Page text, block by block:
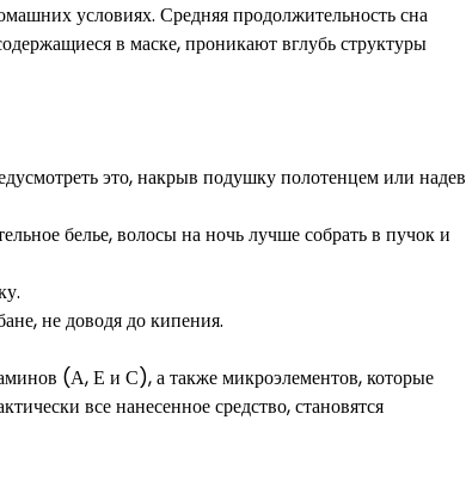
условиях. Средняя продолжительность сна
в маске, проникают вглубь структуры
это, накрыв подушку полотенцем или надев
белье, волосы на ночь лучше собрать в пучок и
не доводя до кипения.
(А, Е и С), а также микроэлементов, которые
все нанесенное средство, становятся